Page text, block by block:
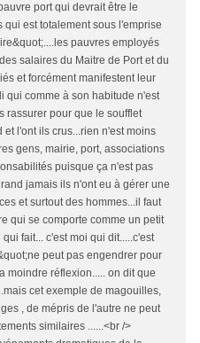
port qui devrait être le
est totalement sous l'emprise
pauvres employés
salaires du Maitre de Port et du
et forcément manifestent leur
qui comme à son habitude n'est
rassurer pour que le soufflet
l'ont ils crus...rien n'est moins
gens, mairie, port, associations
puisque ça n'est pas
jamais ils n'ont eu à gérer une
et surtout des hommes...il faut
qui se comporte comme un petit
fait... c'est moi qui dit.....c'est
peut pas engendrer pour
moindre réflexion..... on dit que
cet exemple de magouilles,
, de mépris de l'autre ne peut
similaires ......<br />